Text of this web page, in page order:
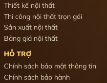
Thiết kế nội thất
Thi công nội thất trọn gói
Sản xuất nội thất
Bảng giá nội thất
HỖ TRỢ
Chính sách bảo mật thông tin
Chính sách bảo hành